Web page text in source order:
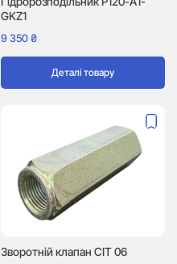
GKZ1
9 350₴
Деталі товару
Зворотній клапан CIT 06